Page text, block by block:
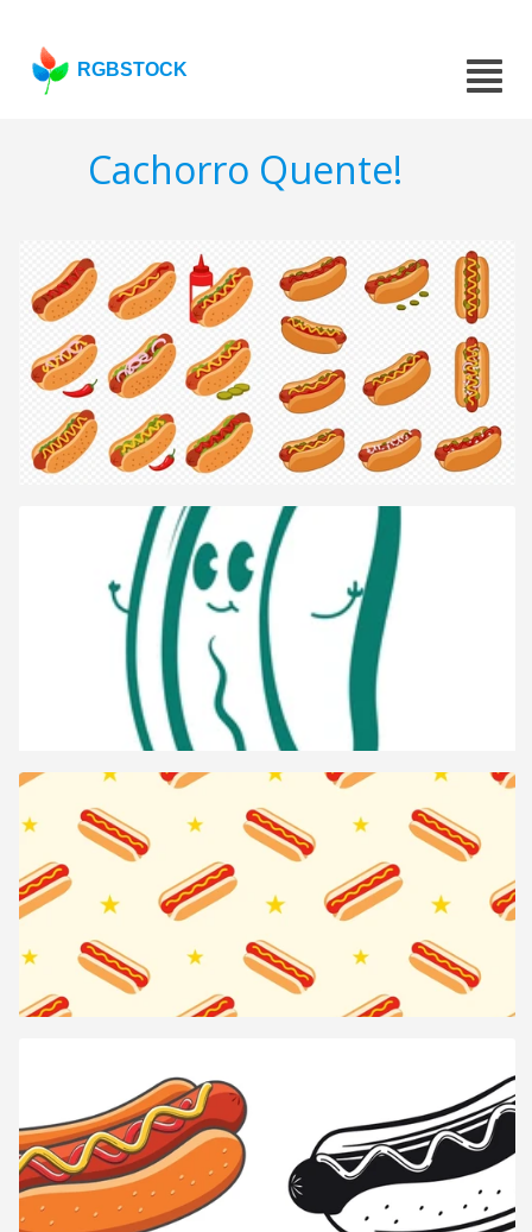
RGBSTOCK
Cachorro Quente!